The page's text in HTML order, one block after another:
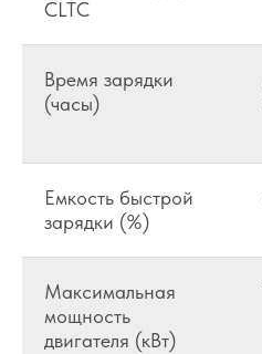
CLTC
Время зарядки
(часы)
Емкость быстрой
зарядки (%)
Максимальная
мощность
двигателя (кВт)